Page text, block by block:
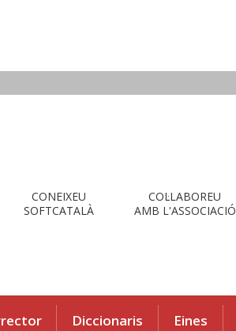
CONEIXEU
SOFTCATALÀ
COL·LABOREU
AMB L'ASSOCIACIÓ
Diccionaris Eines